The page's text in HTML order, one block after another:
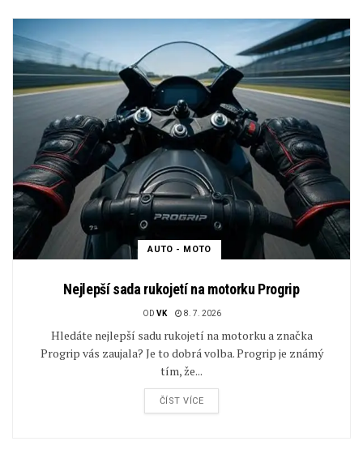
AUTO - MOTO
Nejlepší sada rukojetí na motorku Progrip
OD VK 8. 7. 2026
Hledáte nejlepší sadu rukojetí na motorku a značka
Progrip vás zaujala? Je to dobrá volba. Progrip je známý
tím, že...
ČÍST VÍCE